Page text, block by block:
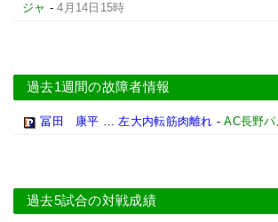
ジャ -4月14日15時
過去1週間の故障者情報
冨田 康平 …左大内転筋肉離れ -AC長野
過去5試合の対戦成績